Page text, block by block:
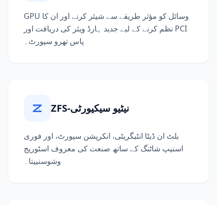
GPU وسائل کو مؤثر طریقے سے شیئر کرنے اور ان کا
نظم کرنے کے لیے جدید ہارڈ ویئر کی دریافت اور PCI
پاس تھرو سپورٹ۔
ZFS-نیٹیو سیکیورٹی
بلٹ ان ڈیٹا انٹیگریٹی، انکرپشن سپورٹ، اور فوری
اسنیپ شاٹنگ کے ساتھ صنعت کی معروف اسٹوریج
وشوسنییتا۔